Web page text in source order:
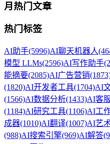
月热门文章
热门标签
AI助手(5996)AI聊天机器人
模型 LLMs(2596)AI写作助手
能摘要(2085)AI广告营销
(1820)AI开发者工具(1704)AI
(1566)AI数据分析(1433)AI客
(1184)AI研究工具(1106)AI工
成器(1010)AI翻译(1007)AI艺
(988)AI搜索引擎(969)AI解答